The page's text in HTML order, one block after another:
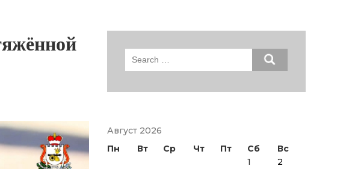
Search
Август 2026
Пн
Вт Ср Чт Пт Сб
Вс
1
2